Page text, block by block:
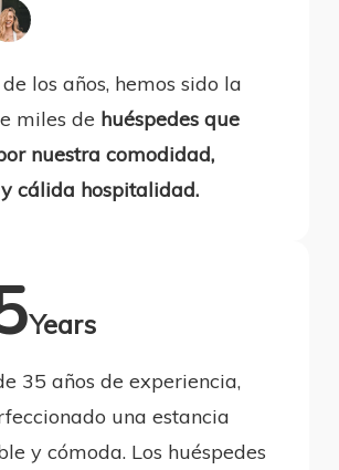
los años, hemos sido la
miles de huéspedes que
nuestra comodidad,
cálida hospitalidad.
Years
35 años de experiencia,
una estancia
y cómoda. Los huéspedes